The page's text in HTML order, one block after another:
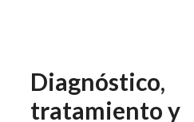
Diagnóstico,
tratamiento y